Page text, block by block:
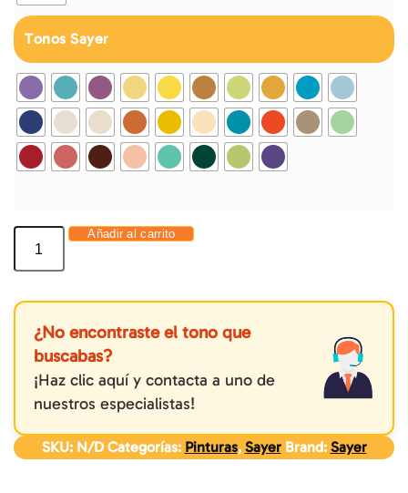
Tonos Sayer
Añadir al carrito
¿No encontraste el tono que
buscabas?
¡Haz clic aquí y contacta a uno de
nuestros especialistas!
SKU: N/D Categorías: Pinturas, Sayer Brand: Sayer